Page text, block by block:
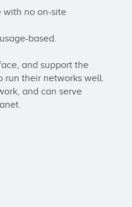
with no on-site
based.
and support the
run their networks well.
and can serve